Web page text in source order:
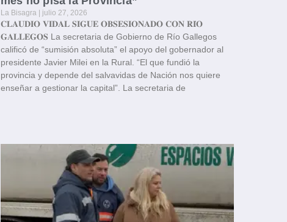
La Bisagra julio 27, 2026
𝐂𝐋𝐀𝐔𝐃𝐈𝐎 𝐕𝐈𝐃𝐀𝐋 𝐒𝐈𝐆𝐔𝐄 𝐎𝐁𝐒𝐄𝐒𝐈𝐎𝐍𝐀𝐃𝐎 𝐂𝐎𝐍 𝐑𝐈́𝐎
𝐆𝐀𝐋𝐋𝐄𝐆𝐎𝐒 La secretaria de Gobierno de Río Gallegos
calificó de “sumisión absoluta” el apoyo del gobernador al
presidente Javier Milei en la Rural. “El que fundió la
provincia y depende del salvavidas de Nación nos quiere
enseñar a gestionar la capital”. La secretaria de